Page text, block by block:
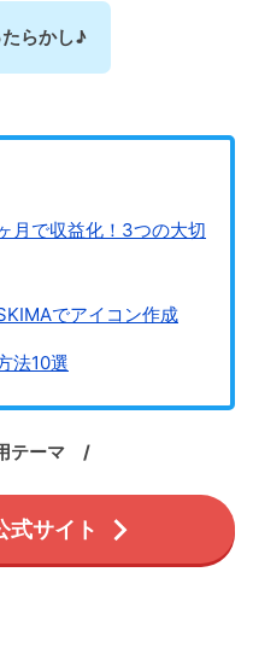
らかし♪
月で収益化！3つの大切
でアイコン作成
法10選
テーマ /
式サイト